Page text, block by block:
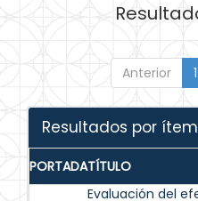
Anterior 1
Resultados por
PORTADATÍTULO
Evaluación del